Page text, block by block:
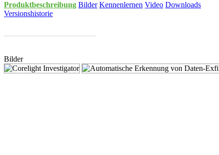
Produktbeschreibung Bilder Kennenlernen Video Downloads
Versionshistorie
Bilder